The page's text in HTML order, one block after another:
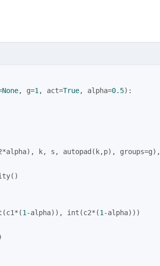
None, g=1 , act=True, alpha=0.5):
k, s, autopad(k,p), groups=g),
(c1*(1 -alpha)), int (c2*(1 -alpha)))